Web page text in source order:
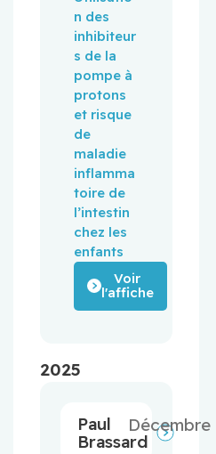
n des
inhibiteur
s de la
pompe à
protons
et risque
de
maladie
inflamma
toire de
l’intestin
chez les
enfants
Voir
l'affiche
2025
Paul
Brassard
Décembre